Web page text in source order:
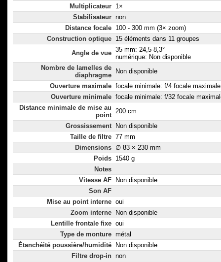
Multiplicateur 1×
Stabilisateur non
Distance focale 100 - 300 mm (3× zoom)
Construction optique 15 éléments dans 11 groupes
Angle de vue 35 mm: 24,5-8,3°
numérique: Non disponible
Nombre de lamelles de
diaphragme
Non disponible
Ouverture maximale focale minimale: f/4 focale
Ouverture minimale focale minimale: f/32 focale
Distance minimale de mise au
point
200 cm
Grossissement
Non disponible
Taille de filtre 77 mm
Dimensions ∅ 83 × 230 mm
Poids 1540 g
Notes
Vitesse AF
Non disponible
Son AF
Mise au point interne oui
Zoom interne
Non disponible
Lentille frontale fixe oui
Type de monture métal
Étanchéité poussière/humidité
Non disponible
Filtre drop-in non